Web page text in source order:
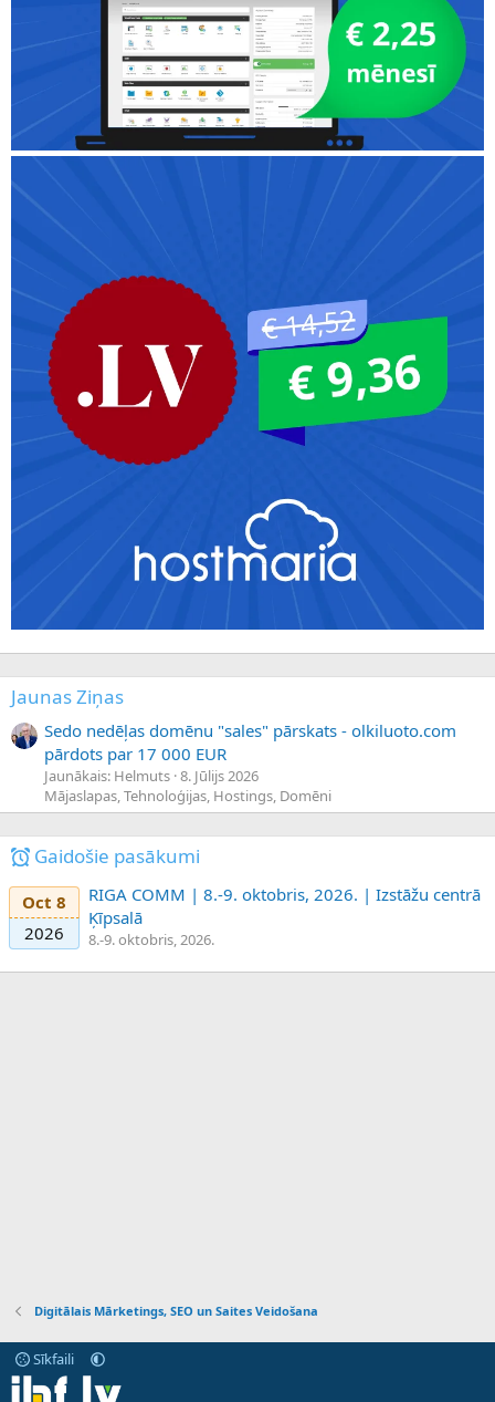
Jaunas Ziņas
Sedo nedēļas domēnu "sales" pārskats - olkiluoto.com
pārdots par 17 000 EUR
Jaunākais: Helmuts 8. Jūlijs 2026
Mājaslapas, Tehnoloģijas, Hostings, Domēni
Gaidošie pasākumi
Oct 8
2026
RIGA COMM | 8.-9. oktobris, 2026. | Izstāžu centrā
Ķīpsalā
8.-9. oktobris, 2026.
Digitālais Mārketings, SEO un Saites Veidošana
Sīkfaili